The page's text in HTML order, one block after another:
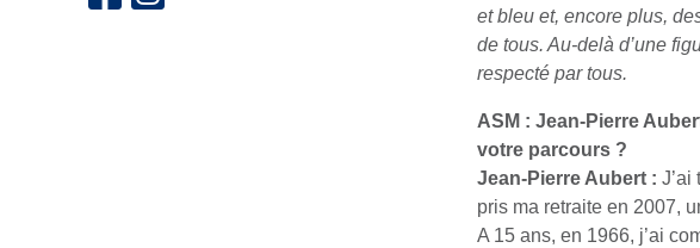
et bleu et, encore plus,
de tous. Au-delà d’une
respecté par tous.
ASM : Jean-Pierre
votre parcours ?
Jean-Pierre Aubert : J’ai
pris ma retraite en 2007,
A 15 ans, en 1966, j’ai